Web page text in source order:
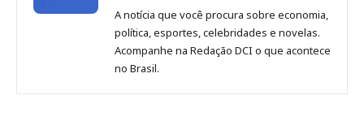
de
Redação
Jornal
DCI
A notícia que você procura sobre economia,
política, esportes, celebridades e novelas.
Acompanhe na Redação DCI o que acontece
no Brasil.